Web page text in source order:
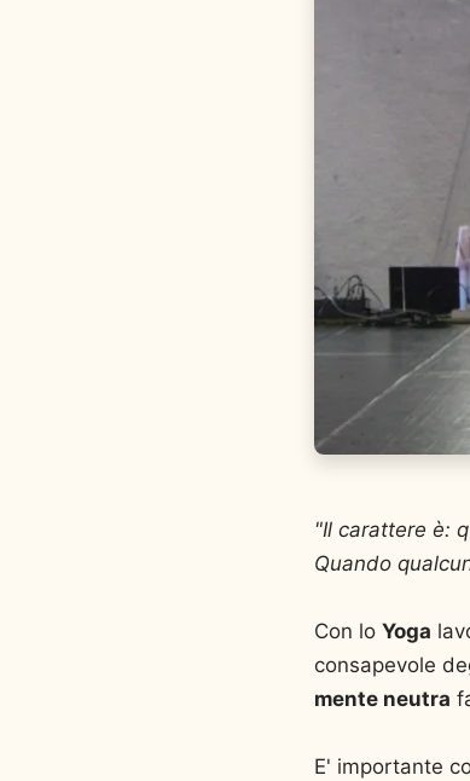
"Il carattere è:
Quando
Con lo Yoga
consapevole
mente neutra
E' importante